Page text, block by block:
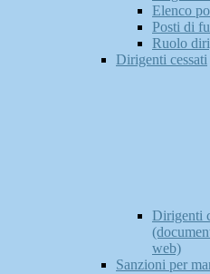
Elenco
Posti di
Ruolo
Dirigenti cessati
Dirigenti
web)
Sanzioni per